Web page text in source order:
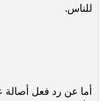
للناس.
أما عن رد فعل أصالة